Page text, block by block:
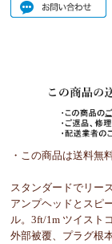
・この商品は送料無
スタンダードでリー
アンプヘッドとスピ
ル。3ft/1m ツイスト
外部被覆、プラグ根